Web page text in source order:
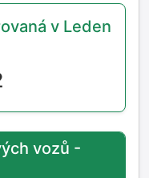
v Leden
vozů -